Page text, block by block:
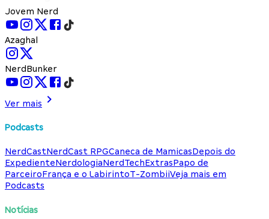
Jovem Nerd
Azaghal
NerdBunker
Ver mais
Podcasts
NerdCastNerdCast RPGCaneca de MamicasDepois do
ExpedienteNerdologiaNerdTechExtrasPapo de
ParceiroFrança e o LabirintoT-ZombiiVeja mais em
Podcasts
Notícias